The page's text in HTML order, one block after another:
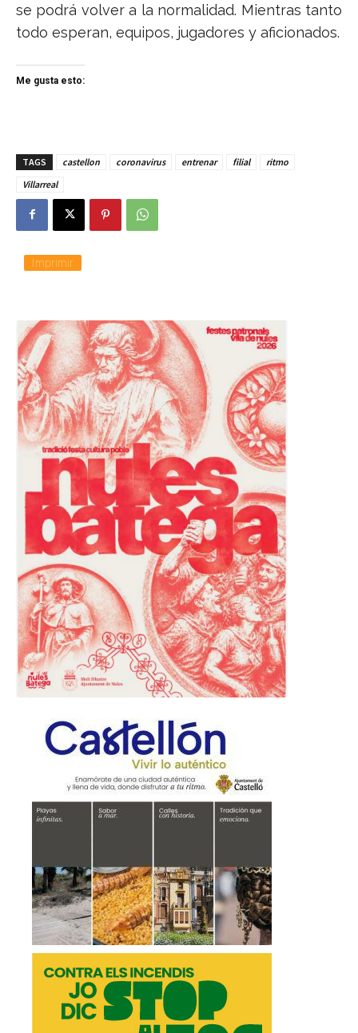
se podrá volver a la normalidad. Mientras tanto
todo esperan, equipos, jugadores y aficionados.
Me gusta esto:
TAGS castellon coronavirus entrenar filial
ritmo
Villarreal
Imprimir